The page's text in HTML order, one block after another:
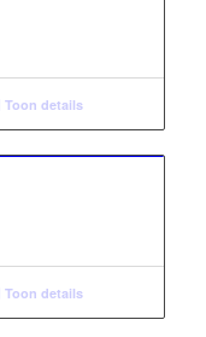
Toon details
Toon details